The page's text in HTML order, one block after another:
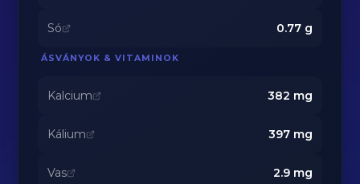
Só 0.77g
ÁSVÁNYOK & VITAMINOK
Kalcium 382 mg
Kálium 397mg
Vas 2.9mg